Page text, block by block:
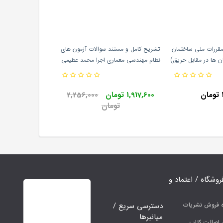
ملی ساختمان
ها در مقابل حریق)
بر اساس ویرایش 95 مبحث سوم دفتر
تشریح کامل و مستند سوالات آزمون های
نظام مهندسی معماری اجرا محمد عظیمی
آقداش انتشارات نوآور
1,917,600 تومان
2,256,000
تومان
/ اعتماد و
فروش نشریات
دسترسی سریع /
میانبرها